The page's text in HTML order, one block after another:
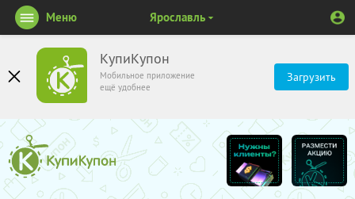
КупиКупон
Мобильное приложение
ещё удобнее
Загрузить
Меню Ярославль